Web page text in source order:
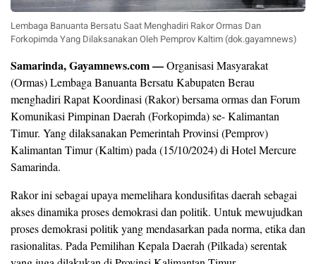
Lembaga Banuanta Bersatu Saat Menghadiri Rakor Ormas Dan
Forkopimda Yang Dilaksanakan Oleh Pemprov Kaltim (dok.gayamnews)
Samarinda, Gayamnews.com —Organisasi Masyarakat
(Ormas) Lembaga Banuanta Bersatu Kabupaten Berau
menghadiri Rapat Koordinasi (Rakor) bersama ormas dan Forum
Komunikasi Pimpinan Daerah (Forkopimda) se- Kalimantan
Timur. Yang dilaksanakan Pemerintah Provinsi (Pemprov)
Kalimantan Timur (Kaltim) pada (15/10/2024) di Hotel Mercure
Samarinda.
Rakor ini sebagai upaya memelihara kondusifitas daerah sebagai
akses dinamika proses demokrasi dan politik. Untuk mewujudkan
proses demokrasi politik yang mendasarkan pada norma, etika dan
rasionalitas. Pada Pemilihan Kepala Daerah (Pilkada) serentak